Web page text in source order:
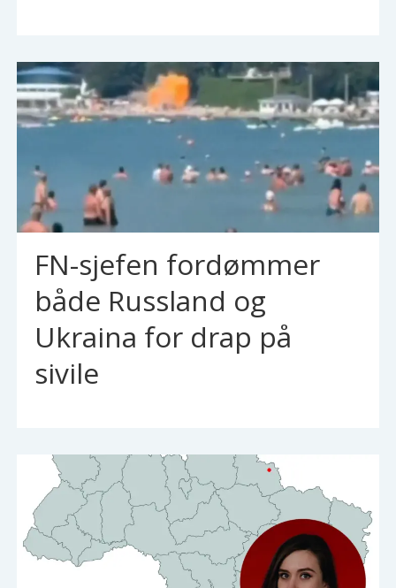
FN-sjefen fordømmer
både Russland og
Ukraina for drap på
sivile